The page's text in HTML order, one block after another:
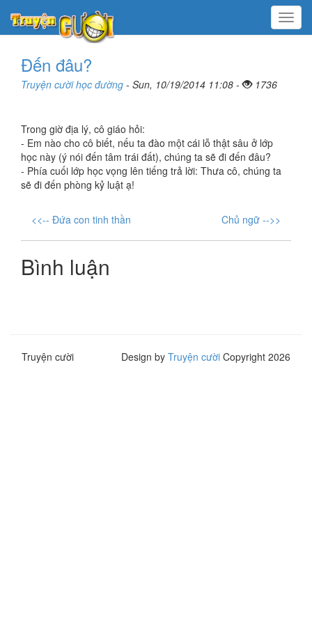
Menu
Đến đâu?
Truyện cười học đường - Sun, 10/19/2014 11:08 - 1736
Trong giờ địa lý, cô giáo hỏi:
- Em nào cho cô biết, nếu ta đào một cái lỗ thật sâu ở lớp
học này (ý nói đến tâm trái đất), chúng ta sẽ đi đến đâu?
- Phía cuối lớp học vọng lên tiếng trả lời: Thưa cô, chúng ta
sẽ đi đến phòng kỷ luật ạ!
<<-- Đứa con tinh thần Chủ ngữ -->>
Bình luận
Truyện cười Design by Truyện cười Copyright 2026